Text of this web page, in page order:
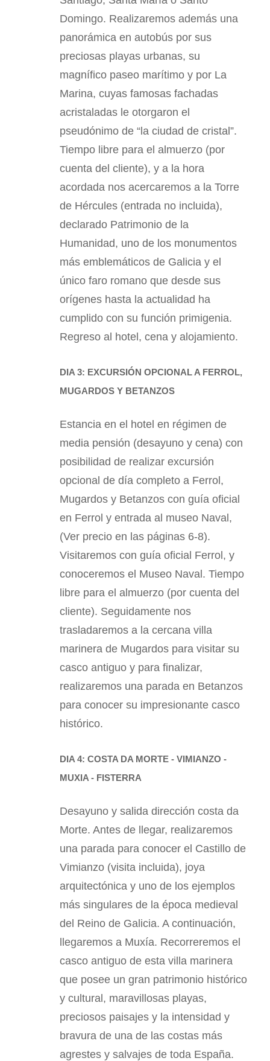
Domingo. Realizaremos además una
panorámica en autobús por sus
preciosas playas urbanas, su
magnífico paseo marítimo y por La
Marina, cuyas famosas fachadas
acristaladas le otorgaron el
pseudónimo de “la ciudad de cristal”.
Tiempo libre para el almuerzo (por
cuenta del cliente), y a la hora
acordada nos acercaremos a la Torre
de Hércules (entrada no incluida),
declarado Patrimonio de la
Humanidad, uno de los monumentos
más emblemáticos de Galicia y el
único faro romano que desde sus
orígenes hasta la actualidad ha
cumplido con su función primigenia.
Regreso al hotel, cena y alojamiento.
DIA 3: EXCURSIÓN OPCIONAL A FERROL,
MUGARDOS Y BETANZOS
Estancia en el hotel en régimen de
media pensión (desayuno y cena) con
posibilidad de realizar excursión
opcional de día completo a Ferrol,
Mugardos y Betanzos con guía oficial
en Ferrol y entrada al museo Naval,
(Ver precio en las páginas 6-8).
Visitaremos con guía oficial Ferrol, y
conoceremos el Museo Naval. Tiempo
libre para el almuerzo (por cuenta del
cliente). Seguidamente nos
trasladaremos a la cercana villa
marinera de Mugardos para visitar su
casco antiguo y para finalizar,
realizaremos una parada en Betanzos
para conocer su impresionante casco
histórico.
DIA 4: COSTA DA MORTE - VIMIANZO -
MUXIA - FISTERRA
Desayuno y salida dirección costa da
Morte. Antes de llegar, realizaremos
una parada para conocer el Castillo de
Vimianzo (visita incluida), joya
arquitectónica y uno de los ejemplos
más singulares de la época medieval
del Reino de Galicia. A continuación,
llegaremos a Muxía. Recorreremos el
casco antiguo de esta villa marinera
que posee un gran patrimonio histórico
y cultural, maravillosas playas,
preciosos paisajes y la intensidad y
bravura de una de las costas más
agrestes y salvajes de toda España.